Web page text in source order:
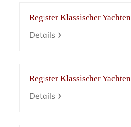
Register Klassischer Yachten
Details
Register Klassischer Yachten
Details